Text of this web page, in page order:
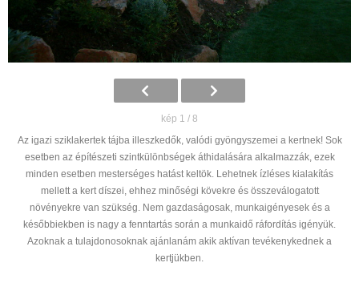
kép 1 / 8
Az igazi sziklakertek tájba illeszkedők, valódi gyöngyszemei a kertnek! Sok
esetben az építészeti szintkülönbségek áthidalására alkalmazzák, ezek
minden esetben mesterséges hatást keltök. Lehetnek ízléses kialakítás
mellett a kert díszei, ehhez minőségi kövekre és összeválogatott
növényekre van szükség. Nem gazdaságosak, munkaigényesek és a
későbbiekben is nagy a fenntartás során a munkaidő ráfordítás igényük.
Azoknak a tulajdonosoknak ajánlanám akik aktívan tevékenykednek a
kertjükben.